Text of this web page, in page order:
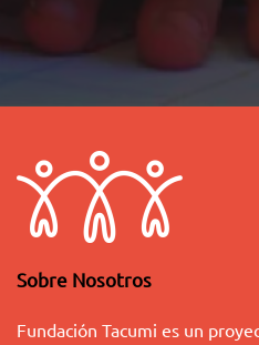
Sobre Nosotros
Fundación Tacumi es un